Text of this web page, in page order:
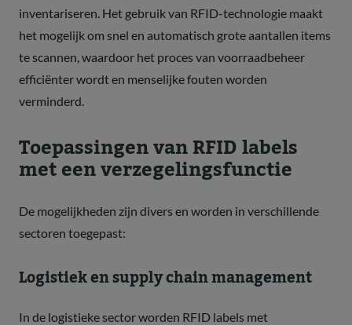
inventariseren. Het gebruik van RFID-technologie maakt
het mogelijk om snel en automatisch grote aantallen items
te scannen, waardoor het proces van voorraadbeheer
efficiënter wordt en menselijke fouten worden
verminderd.
Toepassingen van RFID labels
met een verzegelingsfunctie
De mogelijkheden zijn divers en worden in verschillende
sectoren toegepast:
Logistiek en supply chain management
In de logistieke sector worden RFID labels met